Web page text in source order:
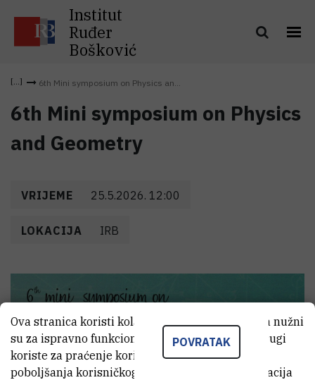
Institut
Ruđer
Bošković
6th Mini symposium on Physics an...
6th Mini symposium on Physics
and Geometry
VRIJEME 25.5.2026. 12:00
LOKACIJA IRB
POVRATAK
Ova stranica koristi kolačiće. Neki od tih kolačića nužni
su za ispravno funkcioniranje stranice, dok se drugi
koriste za praćenje korištenja stranice radi
poboljšanja korisničkog iskustva. Za više informacija